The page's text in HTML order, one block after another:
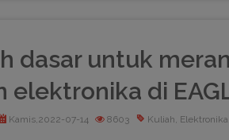
dasar untuk
elektronika di
Kamis,2022-07-14 8603 Kuliah,